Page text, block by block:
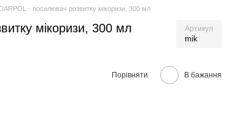
- посилювач розвитку мікоризи, 300 мл
мікоризи, 300 мл Артикул
mik
Порівняти В бажання